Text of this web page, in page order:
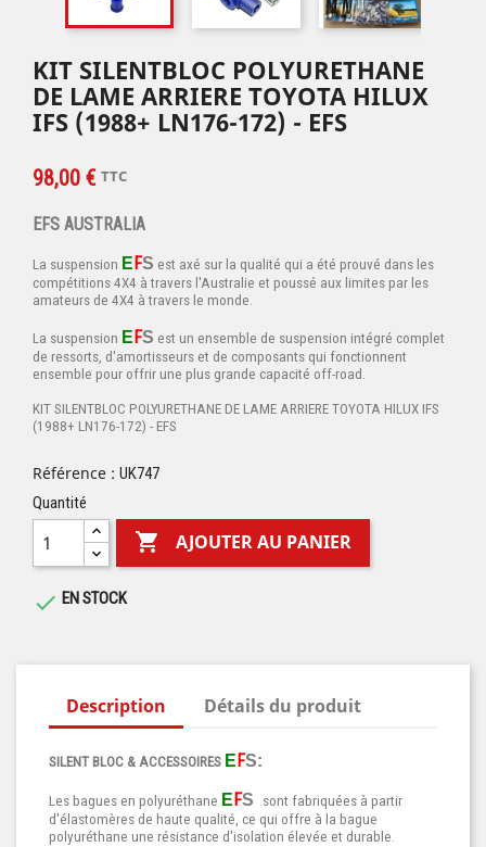
KIT SILENTBLOC POLYURETHANE
DE LAME ARRIERE TOYOTA HILUX
IFS (1988+ LN176-172) - EFS
98,00 € TTC
EFS AUSTRALIA
La suspension EFS est axé sur la qualité qui a été prouvé dans les
compétitions 4X4 à travers l'Australie et poussé aux limites par les
amateurs de 4X4 à travers le monde.
La suspension EFS est un ensemble de suspension intégré complet
de ressorts, d'amortisseurs et de composants qui fonctionnent
ensemble pour offrir une plus grande capacité off-road.
KIT SILENTBLOC POLYURETHANE DE LAME ARRIERE TOYOTA HILUX IFS
(1988+ LN176-172) - EFS
Référence : UK747
Quantité
 AJOUTER AU PANIER
 EN STOCK
Description Détails du produit
SILENT BLOC & ACCESSOIRES EFS:
Les bagues en polyuréthane EFS
sont fabriquées à partir
d'élastomères de haute qualité, ce qui offre à la bague
polyuréthane une résistance d'isolation élevée et durable.